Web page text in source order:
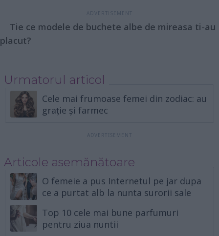
Tie ce modele de buchete albe de mireasa ti-au
placut?
Urmatorul articol
Cele mai frumoase femei din zodiac: au
grație și farmec
Articole asemănătoare
O femeie a pus Internetul pe jar dupa
ce a purtat alb la nunta surorii sale
Top 10 cele mai bune parfumuri
pentru ziua nuntii